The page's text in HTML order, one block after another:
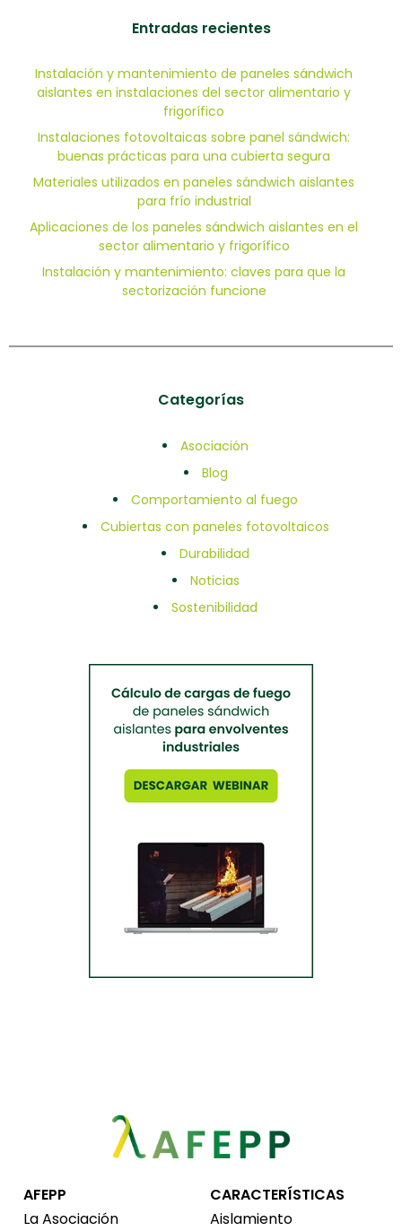
entradas
entradas
Entradas recientes
Instalación y mantenimiento de paneles sándwich
aislantes en instalaciones del sector alimentario y
frigorífico
Instalaciones fotovoltaicas sobre panel sándwich:
buenas prácticas para una cubierta segura
Materiales utilizados en paneles sándwich aislantes
para frío industrial
Aplicaciones de los paneles sándwich aislantes en el
sector alimentario y frigorífico
Instalación y mantenimiento: claves para que la
sectorización funcione
Categorías
Asociación
Blog
Comportamiento al fuego
Cubiertas con paneles fotovoltaicos
Durabilidad
Noticias
Sostenibilidad
AFEPP
La Asociación
CARACTERÍSTICAS
Aislamiento